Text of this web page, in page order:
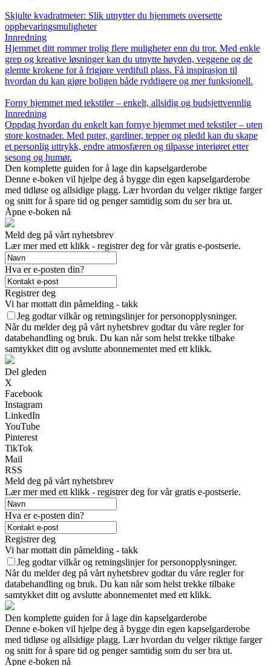
Skjulte kvadratmeter: Slik utnytter du hjemmets oversette
oppbevaringsmuligheter
Innredning
Hjemmet ditt rommer trolig flere muligheter enn du tror. Med enkle
grep og kreative løsninger kan du utnytte høyden, veggene og de
glemte krokene for å frigjøre verdifull plass. Få inspirasjon til
hvordan du kan gjøre boligen både ryddigere og mer funksjonell.
Forny hjemmet med tekstiler – enkelt, allsidig og budsjettvennlig
Innredning
Oppdag hvordan du enkelt kan fornye hjemmet med tekstiler – uten
store kostnader. Med puter, gardiner, tepper og pledd kan du skape
et personlig uttrykk, endre atmosfæren og tilpasse interiøret etter
sesong og humør.
Den komplette guiden for å lage din kapselgarderobe
Denne e-boken vil hjelpe deg å bygge din egen kapselgarderobe
med tidløse og allsidige plagg. Lær hvordan du velger riktige farger
og snitt for å spare tid og penger samtidig som du ser bra ut.
Åpne e-boken nå
Meld deg på vårt nyhetsbrev
Lær mer med ett klikk - registrer deg for vår gratis e-postserie.
Hva er e-posten din?
Registrer deg
Vi har mottatt din påmelding - takk
Jeg godtar vilkår og retningslinjer for personopplysninger.
Når du melder deg på vårt nyhetsbrev godtar du våre regler for
databehandling og bruk. Du kan når som helst trekke tilbake
samtykket ditt og avslutte abonnementet med ett klikk.
Del gleden
X
Facebook
Instagram
LinkedIn
YouTube
Pinterest
TikTok
Mail
RSS
Meld deg på vårt nyhetsbrev
Lær mer med ett klikk - registrer deg for vår gratis e-postserie.
Hva er e-posten din?
Registrer deg
Vi har mottatt din påmelding - takk
Jeg godtar vilkår og retningslinjer for personopplysninger.
Når du melder deg på vårt nyhetsbrev godtar du våre regler for
databehandling og bruk. Du kan når som helst trekke tilbake
samtykket ditt og avslutte abonnementet med ett klikk.
Den komplette guiden for å lage din kapselgarderobe
Denne e-boken vil hjelpe deg å bygge din egen kapselgarderobe
med tidløse og allsidige plagg. Lær hvordan du velger riktige farger
og snitt for å spare tid og penger samtidig som du ser bra ut.
Åpne e-boken nå